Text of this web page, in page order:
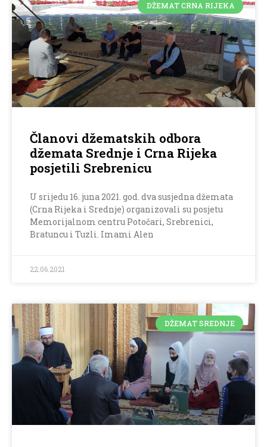
DŽEMAT CRNA RIJEKA
Članovi džematskih odbora
džemata Srednje i Crna Rijeka
posjetili Srebrenicu
U srijedu 16. juna 2021. god. dva susjedna džemata
(Crna Rijeka i Srednje) organizovali su posjetu
Memorijalnom centru Potočari, Srebrenici,
Bratuncu i Tuzli. Imami Alen
22.06.2021
DŽEMAT SREDNJE